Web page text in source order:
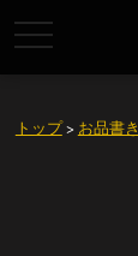
toggle
navigation
トップ> お品書き